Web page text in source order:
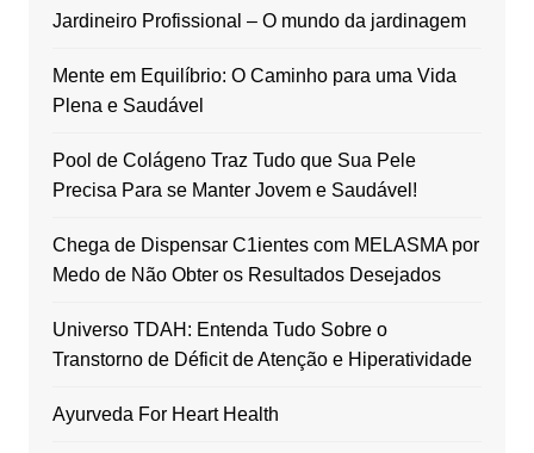
Jardineiro Profissional – O mundo da jardinagem
Mente em Equilíbrio: O Caminho para uma Vida
Plena e Saudável
Pool de Colágeno Traz Tudo que Sua Pele
Precisa Para se Manter Jovem e Saudável!
Chega de Dispensar C1ientes com MELASMA por
Medo de Não Obter os Resultados Desejados
Universo TDAH: Entenda Tudo Sobre o
Transtorno de Déficit de Atenção e Hiperatividade
Ayurveda For Heart Health